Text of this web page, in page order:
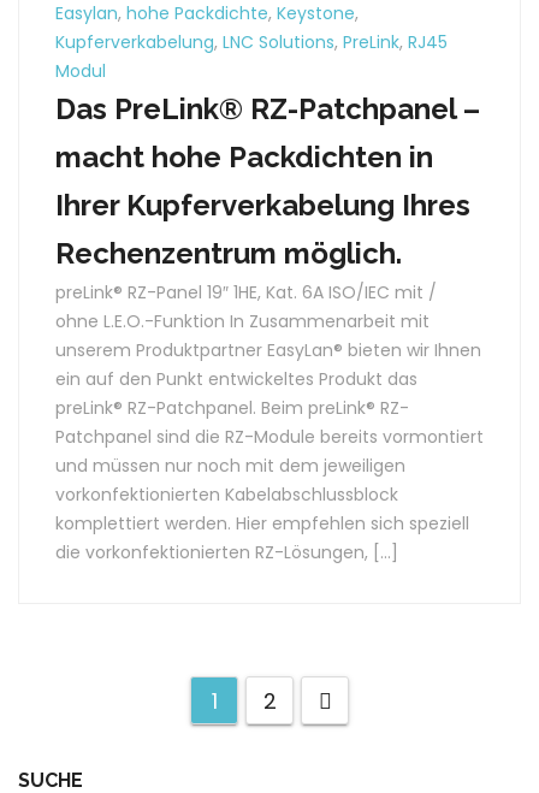
Easylan, hohe Packdichte, Keystone,
Kupferverkabelung, LNC Solutions, PreLink, RJ45
Modul
Das PreLink® RZ-Patchpanel –
macht hohe Packdichten in
Ihrer Kupferverkabelung Ihres
Rechenzentrum möglich.
preLink® RZ-Panel 19″ 1HE, Kat. 6A ISO/IEC mit /
ohne L.E.O.-Funktion In Zusammenarbeit mit
unserem Produktpartner EasyLan® bieten wir Ihnen
ein auf den Punkt entwickeltes Produkt das
preLink® RZ-Patchpanel. Beim preLink® RZ-
Patchpanel sind die RZ-Module bereits vormontiert
und müssen nur noch mit dem jeweiligen
vorkonfektionierten Kabelabschlussblock
komplettiert werden. Hier empfehlen sich speziell
die vorkonfektionierten RZ-Lösungen, […]
1 2
SUCHE